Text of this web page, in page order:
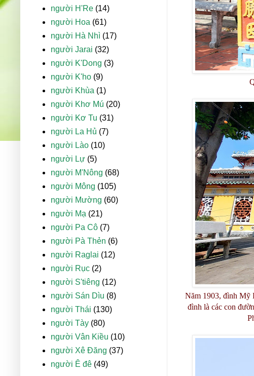
Năm 1903, đình Mỹ
đình là các con
người H'Re (14)
người Hoa (61)
người Hà Nhì (17)
người Jarai (32)
người K'Dong (3)
người K'ho (9)
người Khùa (1)
người Khơ Mú (20)
người Kơ Tu (31)
người La Hủ (7)
người Lào (10)
người Lự (5)
người M'Nông (68)
người Mông (105)
người Mường (60)
người Mạ (21)
người Pa Cô (7)
người Pà Thẻn (6)
người Raglai (12)
người Rục (2)
người S'tiêng (12)
người Sán Dìu (8)
người Thái (130)
người Tày (80)
người Vân Kiều (10)
người Xê Đăng (37)
người Ê đê (49)